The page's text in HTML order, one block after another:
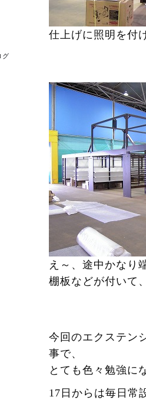
仕上げに照明を付
え～、途中かなり
棚板などが付いて
今回のエクステン
事で、
とても色々勉強に
17日からは毎日常